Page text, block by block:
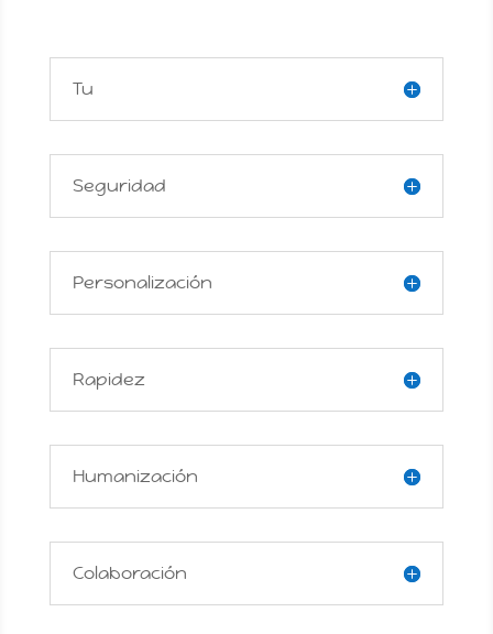
Tu
Seguridad
Personalización
Rapidez
Humanización
Colaboración